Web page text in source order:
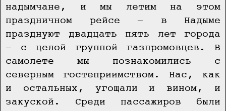
надымчане, и мы летим на этом
праздничном рейсе — в Надыме
празднуют двадцать пять лет города
— с целой группой газпромовцев. В
самолете мы познакомились с
северным гостеприимством. Нас, как
и остальных, угощали и вином, и
закуской. Среди пассажиров были